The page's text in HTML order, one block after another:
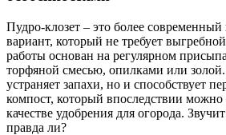
Пудро-клозет – это более
вариант, который не требует
работы основан на регулярном
торфяной смесью, опилками или золой.
устраняет запахи, но и способствует
компост, который впоследствии можно
качестве удобрения для огорода.
правда ли?